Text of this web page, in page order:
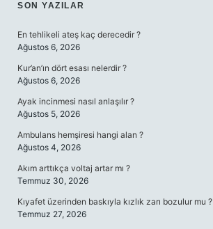
SIDEBAR
SON YAZILAR
En tehlikeli ateş kaç derecedir ?
Ağustos 6, 2026
Kur’an’ın dört esası nelerdir ?
Ağustos 6, 2026
Ayak incinmesi nasıl anlaşılır ?
Ağustos 5, 2026
Ambulans hemşiresi hangi alan ?
Ağustos 4, 2026
Akım arttıkça voltaj artar mı ?
Temmuz 30, 2026
Kıyafet üzerinden baskıyla kızlık zarı bozulur mu ?
Temmuz 27, 2026